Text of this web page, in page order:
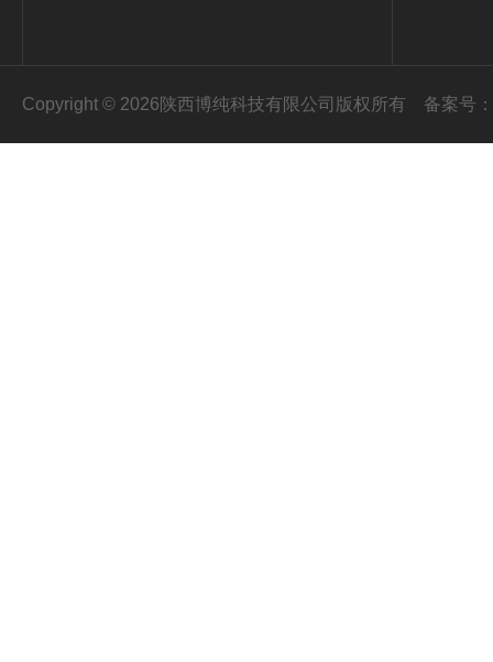
Copyright © 2026陕西博纯科技有限公司版权所有 备案号